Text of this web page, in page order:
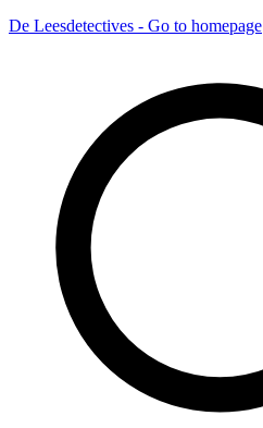
De Leesdetectives - Go to homepage